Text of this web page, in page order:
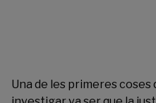
Una de les primeres